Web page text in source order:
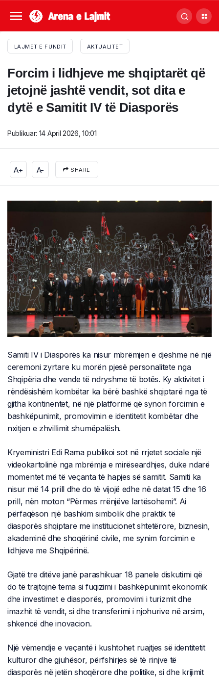
LAJMET E FUNDIT AKTUALITET
Forcim i lidhjeve me shqiptarët që
jetojnë jashtë vendit, sot dita e
dytë e Samitit IV të Diasporës
Publikuar: 14 April 2026, 10:01
A+ A- SHARE
Samiti IV i Diasporës ka nisur mbrëmjen e djeshme në një
ceremoni zyrtare ku morën pjesë personalitete nga
Shqipëria dhe vende të ndryshme të botës. Ky aktivitet i
rëndësishëm kombëtar ka bërë bashkë shqiptarë nga të
gjitha kontinentet, në një platformë që synon forcimin e
bashkëpunimit, promovimin e identitetit kombëtar dhe
nxitjen e zhvillimit shumëpalësh.
Kryeministri Edi Rama publikoi sot në rrjetet sociale një
videokartolinë nga mbrëmja e mirëseardhjes, duke ndarë
momentet më të veçanta të hapjes së samitit. Samiti ka
nisur më 14 prill dhe do të vijojë edhe në datat 15 dhe 16
prill, nën moton “Përmes rrënjëve lartësohemi”. Ai
përfaqëson një bashkim simbolik dhe praktik të
diasporës shqiptare me institucionet shtetërore, biznesin,
akademinë dhe shoqërinë civile, me synim forcimin e
lidhjeve me Shqipërinë.
Gjatë tre ditëve janë parashikuar 18 panele diskutimi që
do të trajtojnë tema si fuqizimi i bashkëpunimit ekonomik
dhe investimet e diasporës, promovimi i turizmit dhe
imazhit të vendit, si dhe transferimi i njohurive në arsim,
shkencë dhe inovacion.
Një vëmendje e veçantë i kushtohet ruajtjes së identitetit
kulturor dhe gjuhësor, përfshirjes së të rinjve të
diasporës në jetën shoqërore dhe politike, si dhe krijimit